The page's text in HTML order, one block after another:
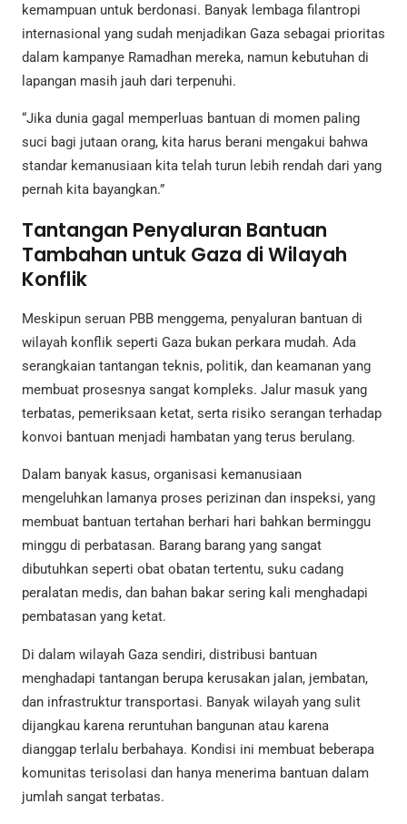
kemampuan untuk berdonasi. Banyak lembaga filantropi
internasional yang sudah menjadikan Gaza sebagai prioritas
dalam kampanye Ramadhan mereka, namun kebutuhan di
lapangan masih jauh dari terpenuhi.
“Jika dunia gagal memperluas bantuan di momen paling
suci bagi jutaan orang, kita harus berani mengakui bahwa
standar kemanusiaan kita telah turun lebih rendah dari yang
pernah kita bayangkan.”
Tantangan Penyaluran Bantuan
Tambahan untuk Gaza di Wilayah
Konflik
Meskipun seruan PBB menggema, penyaluran bantuan di
wilayah konflik seperti Gaza bukan perkara mudah. Ada
serangkaian tantangan teknis, politik, dan keamanan yang
membuat prosesnya sangat kompleks. Jalur masuk yang
terbatas, pemeriksaan ketat, serta risiko serangan terhadap
konvoi bantuan menjadi hambatan yang terus berulang.
Dalam banyak kasus, organisasi kemanusiaan
mengeluhkan lamanya proses perizinan dan inspeksi, yang
membuat bantuan tertahan berhari hari bahkan berminggu
minggu di perbatasan. Barang barang yang sangat
dibutuhkan seperti obat obatan tertentu, suku cadang
peralatan medis, dan bahan bakar sering kali menghadapi
pembatasan yang ketat.
Di dalam wilayah Gaza sendiri, distribusi bantuan
menghadapi tantangan berupa kerusakan jalan, jembatan,
dan infrastruktur transportasi. Banyak wilayah yang sulit
dijangkau karena reruntuhan bangunan atau karena
dianggap terlalu berbahaya. Kondisi ini membuat beberapa
komunitas terisolasi dan hanya menerima bantuan dalam
jumlah sangat terbatas.